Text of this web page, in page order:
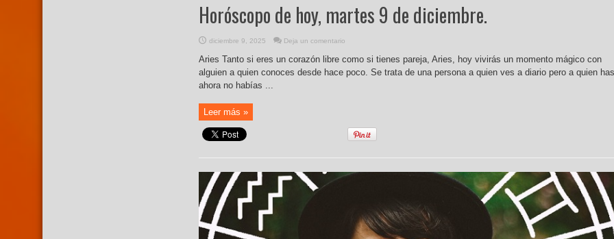
Horóscopo de hoy, martes 9 de diciembre.
diciembre 9, 2025 Deja un comentario
Aries Tanto si eres un corazón libre como si tienes pareja, Aries, hoy vivirás un momento mágico con
alguien a quien conoces desde hace poco. Se trata de una persona a quien ves a diario pero a quien
ahora no habías ...
Leer más »